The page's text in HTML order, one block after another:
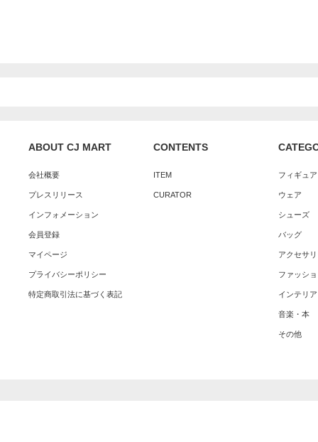
ABOUT CJ MART
会社概要
プレスリリース
インフォメーション
会員登録
マイページ
プライバシーポリシー
特定商取引法に基づく表記
CONTENTS
ITEM
CURATOR
フィギュ
ウェア
シューズ
バッグ
アクセサ
ファッシ
インテリア
音楽・本
その他